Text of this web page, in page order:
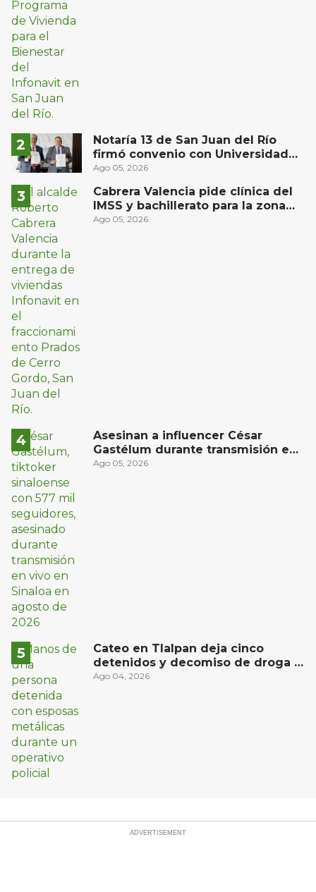
Notaría 13 de San Juan del Río
firmó convenio con Universidad
Privada del Bajío para recibir
Ago 05, 2026
Cabrera Valencia pide clínica del
IMSS y bachillerato para la zona
oriente de San Juan del Río
Ago 05, 2026
Asesinan a influencer César
Gastélum durante transmisión en
vivo en Sinaloa
Ago 05, 2026
Cateo en Tlalpan deja cinco
detenidos y decomiso de droga y
un arma
Ago 04, 2026